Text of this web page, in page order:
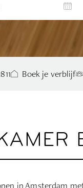
Boek je verblijf
in Amsterdam